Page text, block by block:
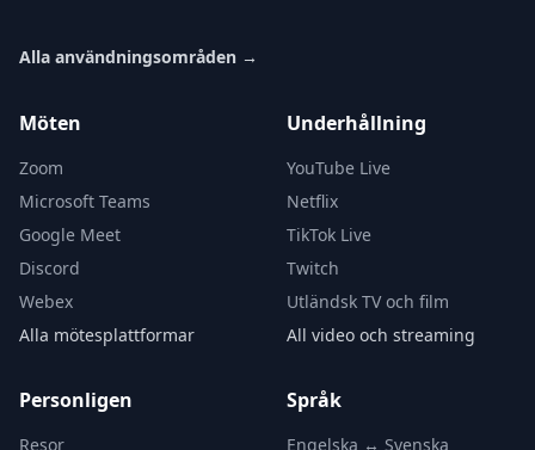
Alla användningsområden →
Möten
Zoom
Microsoft Teams
Google Meet
Discord
Webex
Alla mötesplattformar
Underhållning
YouTube Live
Netflix
TikTok Live
Twitch
Utländsk TV och film
All video och streaming
Personligen
Resor
Språk
Engelska ↔ Svenska